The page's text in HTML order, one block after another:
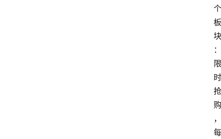
个
板
块
：
限
时
抢
购
，
每